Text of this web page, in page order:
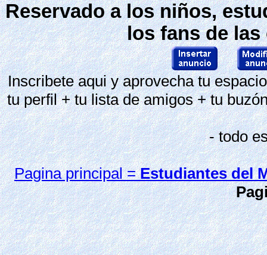
Reservado a los niños,
los fans de
Inscribete aqui y aprovecha tu
tu perfil + tu lista de amigos + tu
- todo
Pagina principal =Estudiantes del